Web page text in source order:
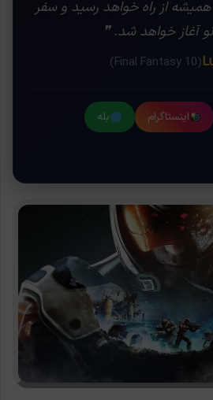
از راه خواهد رسید و سفر
آغاز خواهد شد. ❞
(Final Fantasy 10)
اینستاگرام
بله